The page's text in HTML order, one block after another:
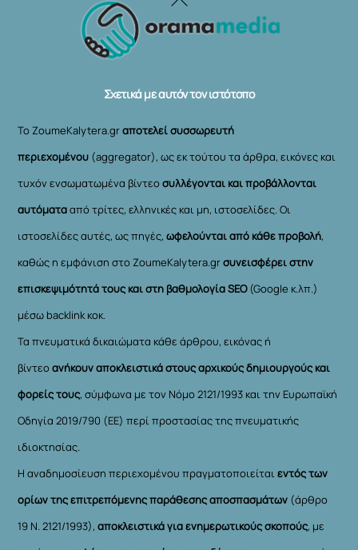
To
Σχετικά με αυτόν τον ιστότοπο
Το ZoumeKalytera.grαποτελεί συσσωρευτή
περιεχομένου (aggregator), ως εκ τούτου τα άρθρα, εικόνες και
τυχόν ενσωματωμένα βίντεοσυλλέγονται και προβάλλονται
αυτόματααπό τρίτες, ελληνικές και μη, ιστοσελίδες. Οι
ιστοσελίδες αυτές, ως πηγές,ωφελούνται από κάθε προβολή,
καθώς η εμφάνιση στο ZoumeKalytera.grσυνεισφέρει στην
επισκεψιμότητά τους και στη βαθμολογία SEO(Google κ.λπ.)
μέσω backlink κοκ.
Τα πνευματικά δικαιώματα κάθε άρθρου, εικόνας ή
βίντεοανήκουν αποκλειστικά στους αρχικούς δημιουργούς και
φορείς τους, σύμφωνα με τον Νόμο 2121/1993 και την Ευρωπαϊκή
Οδηγία 2019/790 (ΕΕ) περί προστασίας της πνευματικής
ιδιοκτησίας.
Η αναδημοσίευση περιεχομένου πραγματοποιείταιεντός των
ορίων της επιτρεπόμενης παράθεσης αποσπασμάτων (άρθρο
19 Ν. 2121/1993), αποκλειστικά για ενημερωτικούς σκοπούς, με